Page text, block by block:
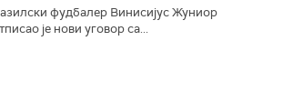
фудбалер Винисијус Жуниор
је нови уговор са...